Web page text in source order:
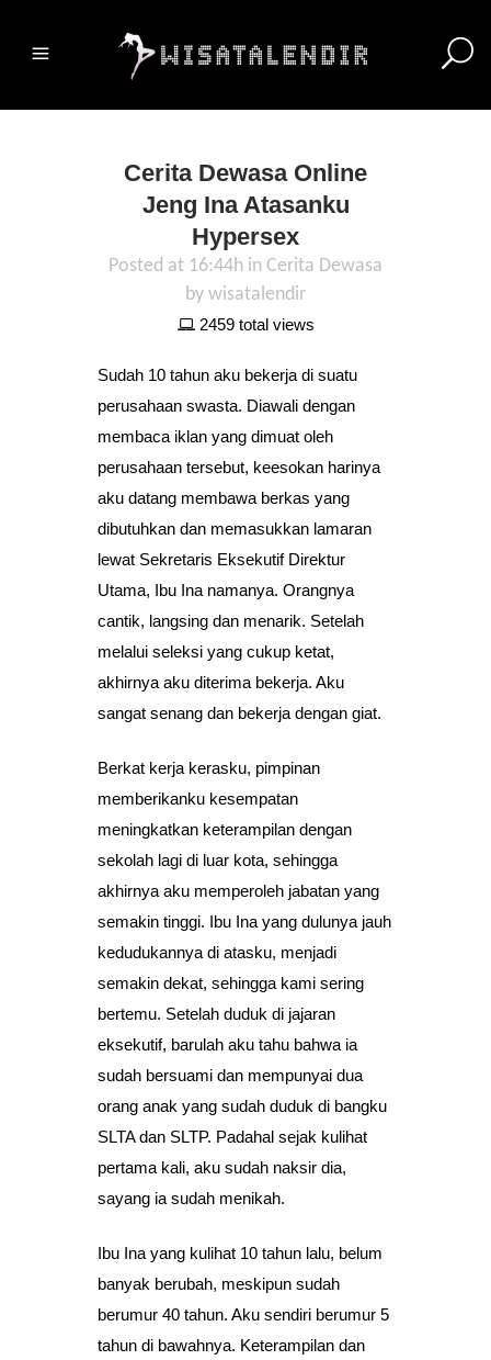
Cerita Dewasa Online
Jeng Ina Atasanku
Hypersex
Posted at 16:44h in Cerita Dewasa
by wisatalendir
2459 total views
Sudah 10 tahun aku bekerja di suatu
perusahaan swasta. Diawali dengan
membaca iklan yang dimuat oleh
perusahaan tersebut, keesokan harinya
aku datang membawa berkas yang
dibutuhkan dan memasukkan lamaran
lewat Sekretaris Eksekutif Direktur
Utama, Ibu Ina namanya. Orangnya
cantik, langsing dan menarik. Setelah
melalui seleksi yang cukup ketat,
akhirnya aku diterima bekerja. Aku
sangat senang dan bekerja dengan giat.
Berkat kerja kerasku, pimpinan
memberikanku kesempatan
meningkatkan keterampilan dengan
sekolah lagi di luar kota, sehingga
akhirnya aku memperoleh jabatan yang
semakin tinggi. Ibu Ina yang dulunya jauh
kedudukannya di atasku, menjadi
semakin dekat, sehingga kami sering
bertemu. Setelah duduk di jajaran
eksekutif, barulah aku tahu bahwa ia
sudah bersuami dan mempunyai dua
orang anak yang sudah duduk di bangku
SLTA dan SLTP. Padahal sejak kulihat
pertama kali, aku sudah naksir dia,
sayang ia sudah menikah.
Ibu Ina yang kulihat 10 tahun lalu, belum
banyak berubah, meskipun sudah
berumur 40 tahun. Aku sendiri berumur 5
tahun di bawahnya. Keterampilan dan